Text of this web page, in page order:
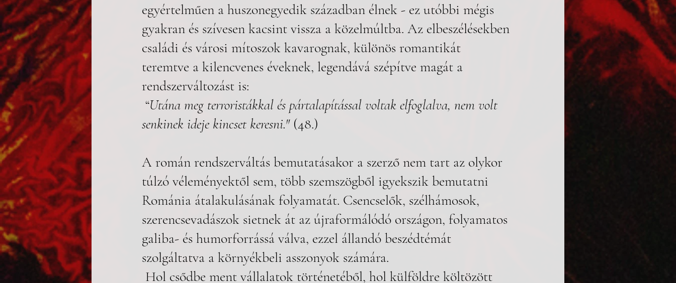
egyértelműen a huszonegyedik században élnek - ez utóbbi mégis
gyakran és szívesen kacsint vissza a közelmúltba. Az elbeszélésekben
családi és városi mítoszok kavarognak, különös romantikát
teremtve a kilencvenes éveknek, legendává szépítve magát a
rendszerváltozást is:
“Utána meg terroristákkal és pártalapítással voltak elfoglalva, nem volt
senkinek ideje kincset keresni." (48.)
A román rendszerváltás bemutatásakor a szerző nem tart az olykor
túlzó véleményektől sem, több szemszögből igyekszik bemutatni
Románia átalakulásának folyamatát. Csencselők, szélhámosok,
szerencsevadászok sietnek át az újraformálódó országon, folyamatos
galiba- és humorforrássá válva, ezzel állandó beszédtémát
szolgáltatva a környékbeli asszonyok számára.